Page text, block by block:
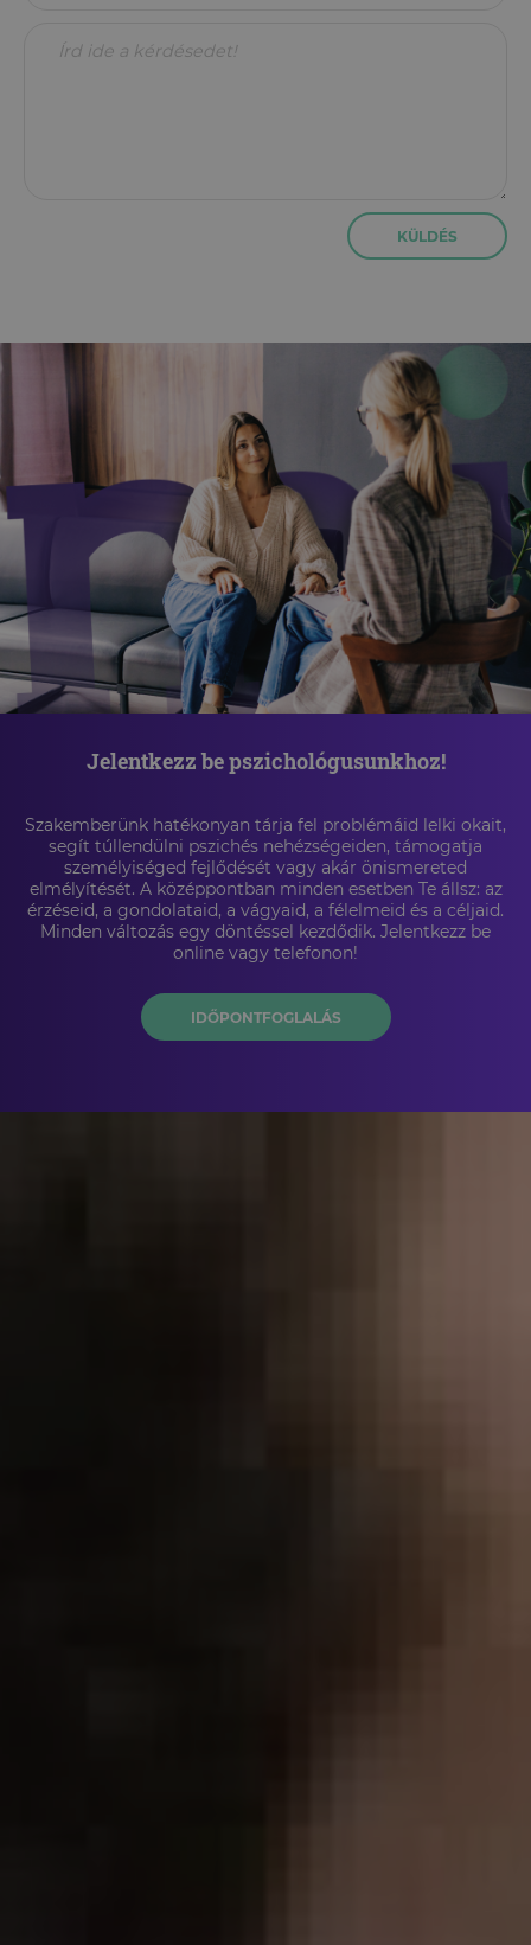
KÜLDÉS
Jelentkezz be pszichológusunkhoz!
Szakemberünk hatékonyan tárja fel problémáid lelki okait,
segít túllendülni pszichés nehézségeiden, támogatja
személyiséged fejlődését vagy akár önismereted
elmélyítését. A középpontban minden esetben Te állsz: az
érzéseid, a gondolataid, a vágyaid, a félelmeid és a céljaid.
Minden változás egy döntéssel kezdődik. Jelentkezz be
online vagy telefonon!
IDŐPONTFOGLALÁS